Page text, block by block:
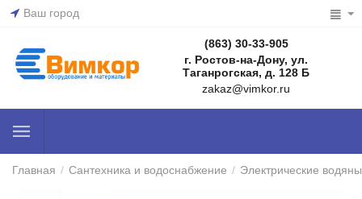
Ваш город
(863) 30-33-905
г. Ростов-на-Дону, ул.
Таганрогская, д. 128 Б
zakaz@vimkor.ru
Главная / Сантехника и водоснабжение / Электрические